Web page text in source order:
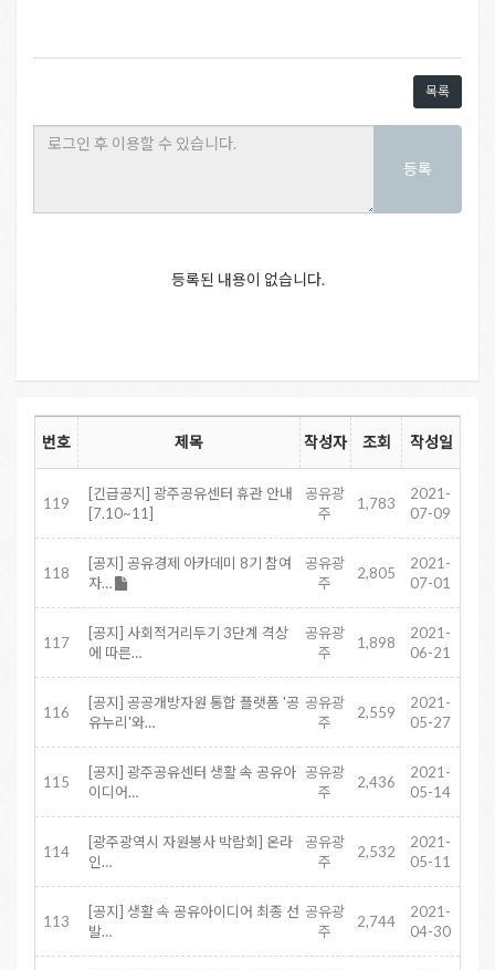
목록
등록
등록된 내용이 없습니다.
번호 제목 작성자 조회 작성일
119
[긴급공지] 광주공유센터 휴관 안내
[7.10~11]
공유광
주
1,783
2021-
07-09
118
[공지] 공유경제 아카데미 8기 참여
자…
공유광
주
2,805
2021-
07-01
117
[공지] 사회적거리두기 3단계 격상
에 따른…
공유광
주
1,898
2021-
06-21
116
[공지] 공공개방자원 통합 플랫폼 '공
유누리'와…
공유광
주
2,559
2021-
05-27
115
[공지] 광주공유센터 생활 속 공유아
이디어…
공유광
주
2,436
2021-
05-14
114
[광주광역시 자원봉사 박람회] 온라
인…
공유광
주
2,532
2021-
05-11
113
[공지] 생활 속 공유아이디어 최종 선
발…
공유광
주
2,744
2021-
04-30